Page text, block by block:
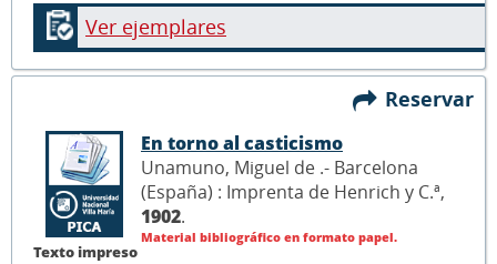
Ver ejemplares
Reservar
Texto impreso
En torno al casticismo
Unamuno, Miguel de .- Barcelona
(España) : Imprenta de Henrich y C.ª,
1902.
Material bibliográfico en formato papel.